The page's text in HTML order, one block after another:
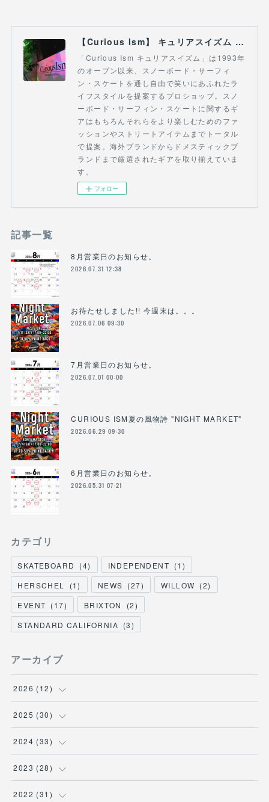
【Curious Ism】 キュリアスイズム l スノーボードショップ サーフショップ 福島県 会津若松市 郡山市 通販
「Curious Ism キュリアスイズム」は1993年
のオープン以来、スノーボード・サーフィ
ン・スケートを通し自由で笑いにあふれたラ
イフスタイルを提案するプロショップ。スノ
ーボード・サーフィン・スケートに関するギ
アはもちろんそれらをより楽しむためのファ
ッションやストリートアイテムまでトータル
で提案。海外ブランドからドメスティックブ
ランドまで厳選されたギアを取り揃えていま
す。
フォロー
記事一覧
8月営業日のお知らせ。
2026.07.31 12:38
お待たせしました!! 今週末は。。。
2026.07.06 09:30
7月営業日のお知らせ。
2026.07.01 00:00
CURIOUS ISM夏の風物詩 "NIGHT MARKET"
2026.06.29 09:30
6月営業日のお知らせ。
2026.05.31 07:21
カテゴリ
SKATEBOARD (4) INDEPENDENT (1 )
HERSCHEL
(1) NEWS (27) WILLOW (2)
EVENT (17) BRIXTON (2)
STANDARD CALIFORNIA (3)
アーカイブ
2026 (12)
(3)
(1)
(2)
( 1 )
2025 (30)
(5)
(3)
(2 )
2024 (33)
(5)
(1 )
2023 (28)
(3 )
2022 (31 )